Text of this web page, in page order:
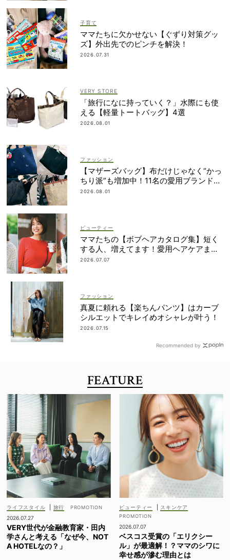
子育て
ママたちに欠かせない【ぐずり対策グッ
ズ】外出先でのピンチを解決！
2026.07.31
VERY STORE
「旅行になに持っていく？」水際にも使
える【軽量トートバッグ】4選
2026.08.01
ファッション
【マザーズバッグ】布だけじゃなく“かっ
ちり派”も増加中！11名の愛用ブランド
は？
2026.08.01
ビューティー
ママたちの【ボブヘアカタログ集】短く
する人、増えてます！愛用ヘアケアまで
全部見せ
2026.07.07
ファッション
真夏に頼れる【楽ちんパンツ】はカーブ
シルエットでキレイめオシャレが叶う！
2026.07.15
Recommended by
FEATURE
ライフスタイル
旅行
2026.07.27
VERY世代が金融教育家・田内
学さんと考える「なぜ今、NOT
A HOTELなの？」
ビューティー スキンケア
2026.07.07
ベスコス受賞の「エリクシー
ル」が最適解！？ママのシワに
幸せ感が滲む理由とは